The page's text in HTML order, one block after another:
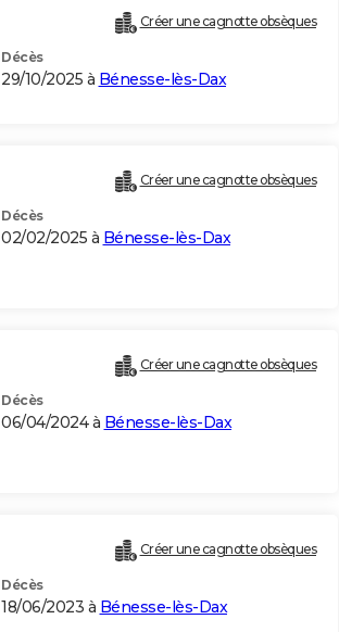
Créer une cagnotte obsèques
Décès
29/10/2025 à Bénesse-lès-Dax
Créer une cagnotte obsèques
Décès
02/02/2025 à Bénesse-lès-Dax
Créer une cagnotte obsèques
Décès
06/04/2024 à Bénesse-lès-Dax
Créer une cagnotte obsèques
Décès
18/06/2023 à Bénesse-lès-Dax